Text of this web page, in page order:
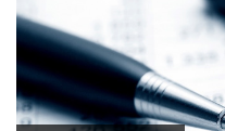
Salva
le
impostazioni